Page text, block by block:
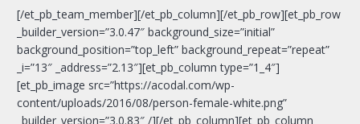
[/et_pb_team_member][/et_pb_column][/et_pb_row][et_pb_row
_builder_version=”3.0.47″ background_size=”initial”
background_position=”top_left” background_repeat=”repeat”
_i=”13″ _address=”2.13″][et_pb_column type=”1_4″]
[et_pb_image src=”https://acodal.com/wp-
content/uploads/2016/08/person-female-white.png”
_builder_version=”3.0.83″ /][/et_pb_column][et_pb_column